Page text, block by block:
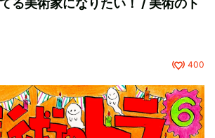
る美術家になりたい！ / 美術のト
400